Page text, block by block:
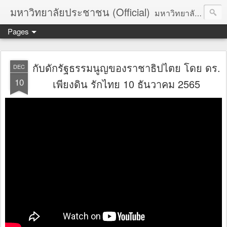
มหาวิทยาลัยประชาชน (Official) มหาวิทยาลัยประชาชน เพื่อการปฏิวัติประชาชนโดยสันติ Truths :: Peace :: Revolution :: Universal Human Rights :: Democracy (TPRUD)
Pages
DEC
10
กับดักรัฐธรรมนูญของราชาธิปไตย โดย ดร.
เพียงดิน รักไทย 10 ธันวาคม 2565